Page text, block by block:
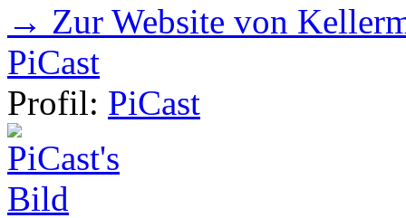
→ Zur Website von
PiCast
Profil: PiCast